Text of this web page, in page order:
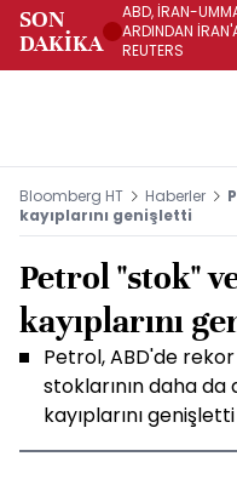
SON
DAKİKA
ABD, İRAN-
ARDINDAN
REUTERS
Bloomberg HT Haberler
kayıplarını genişletti
Petrol "stok"
kayıplarını
Petrol, ABD'de
stoklarının daha
kayıplarını